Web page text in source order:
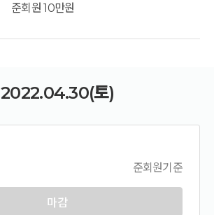
준회원 10만원
2022.04.30(토)
준회원기준
마감